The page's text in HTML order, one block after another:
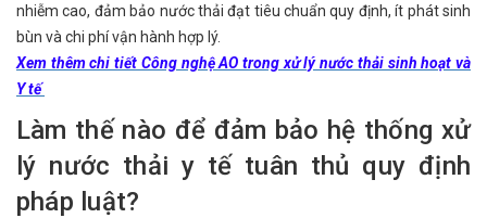
nhiễm cao, đảm bảo nước thải đạt tiêu chuẩn quy định, ít phát sinh
bùn và chi phí vận hành hợp lý.
Xem thêm chi tiết Công nghệ AO trong xử lý nước thải sinh hoạt và
Y tế
Làm thế nào để đảm bảo hệ thống xử
lý nước thải y tế tuân thủ quy định
pháp luật?